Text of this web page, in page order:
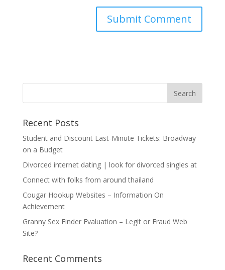
Recent Posts
Student and Discount Last-Minute Tickets: Broadway
on a Budget
Divorced internet dating | look for divorced singles at
Connect with folks from around thailand
Cougar Hookup Websites – Information On
Achievement
Granny Sex Finder Evaluation – Legit or Fraud Web
Site?
Recent Comments